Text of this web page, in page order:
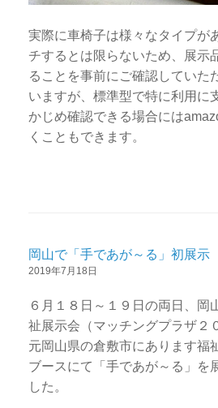
実際に車椅子は様々なタイプが
チするとは限らないため、展示
ることを事前にご確認していた
いますが、標準型で特に利用に
かじめ確認できる場合には
くこともできます。
岡山で「手であが～る」初展示
2019年7月18日
６月１８日～１９日の両日、岡
祉展示会（マッチングプラザ２
元岡山県の倉敷市にあります福
ブースにて「手であが～る」を
した。